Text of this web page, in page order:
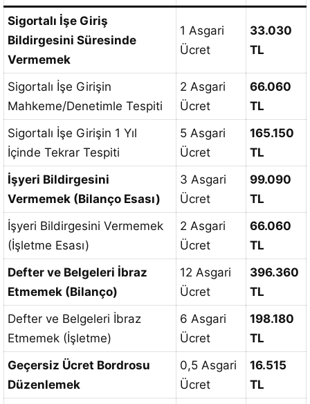
Sigortalı İşe Giriş
Bildirgesini Süresinde
Vermemek
1 Asgari
Ücret
33.030
TL
Sigortalı İşe Girişin
Mahkeme/Denetimle Tespiti
2 Asgari
Ücret
66.060
TL
Sigortalı İşe Girişin 1 Yıl
İçinde Tekrar Tespiti
5 Asgari
Ücret
165.150
TL
İşyeri Bildirgesini
Vermemek (Bilanço Esası)
3 Asgari
Ücret
99.090
TL
İşyeri Bildirgesini Vermemek
(İşletme Esası)
2 Asgari
Ücret
66.060
TL
Defter ve Belgeleri İbraz
Etmemek (Bilanço)
12 Asgari
Ücret
396.360
TL
Defter ve Belgeleri İbraz
Etmemek (İşletme)
6 Asgari
Ücret
198.180
TL
Geçersiz Ücret Bordrosu
Düzenlemek
0,5 Asgari
Ücret
16.515
TL